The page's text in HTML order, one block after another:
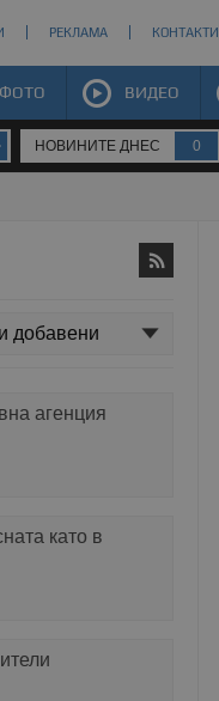
РЕКЛАМА КОНТАКТИ
ФОТО ВИДЕО
НОВИНИТЕ ДНЕС 0
агенция
като в